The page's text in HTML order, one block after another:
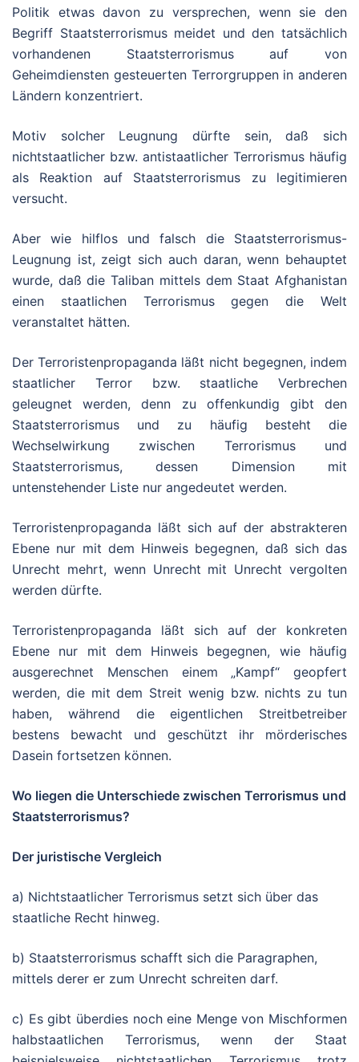
Politik etwas davon zu versprechen, wenn sie den
Begriff Staatsterrorismus meidet und den tatsächlich
vorhandenen Staatsterrorismus auf von
Geheimdiensten gesteuerten Terrorgruppen in anderen
Ländern konzentriert.
Motiv solcher Leugnung dürfte sein, daß sich
nichtstaatlicher bzw. antistaatlicher Terrorismus häufig
als Reaktion auf Staatsterrorismus zu legitimieren
versucht.
Aber wie hilflos und falsch die Staatsterrorismus-
Leugnung ist, zeigt sich auch daran, wenn behauptet
wurde, daß die Taliban mittels dem Staat Afghanistan
einen staatlichen Terrorismus gegen die Welt
veranstaltet hätten.
Der Terroristenpropaganda läßt nicht begegnen, indem
staatlicher Terror bzw. staatliche Verbrechen
geleugnet werden, denn zu offenkundig gibt den
Staatsterrorismus und zu häufig besteht die
Wechselwirkung zwischen Terrorismus und
Staatsterrorismus, dessen Dimension mit
untenstehender Liste nur angedeutet werden.
Terroristenpropaganda läßt sich auf der abstrakteren
Ebene nur mit dem Hinweis begegnen, daß sich das
Unrecht mehrt, wenn Unrecht mit Unrecht vergolten
werden dürfte.
Terroristenpropaganda läßt sich auf der konkreten
Ebene nur mit dem Hinweis begegnen, wie häufig
ausgerechnet Menschen einem „Kampf“ geopfert
werden, die mit dem Streit wenig bzw. nichts zu tun
haben, während die eigentlichen Streitbetreiber
bestens bewacht und geschützt ihr mörderisches
Dasein fortsetzen können.
Wo liegen die Unterschiede zwischen Terrorismus und
Staatsterrorismus?
Der juristische Vergleich
a) Nichtstaatlicher Terrorismus setzt sich über das
staatliche Recht hinweg.
b) Staatsterrorismus schafft sich die Paragraphen,
mittels derer er zum Unrecht schreiten darf.
c) Es gibt überdies noch eine Menge von Mischformen
halbstaatlichen Terrorismus, wenn der Staat